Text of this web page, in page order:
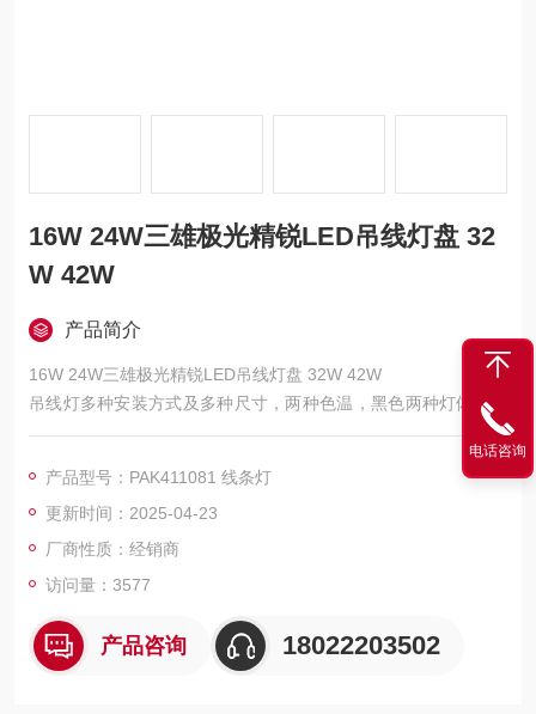
16W 24W三雄极光精锐LED吊线灯盘 32
W 42W
产品简介
16W 24W三雄极光精锐LED吊线灯盘 32W 42W
吊线灯多种安装方式及多种尺寸，两种色温，黑色两种灯体，选
择性高
产品型号：PAK411081 线条灯
更新时间：2025-04-23
厂商性质：经销商
访问量：3577
产品咨询 18022203502
电话咨询